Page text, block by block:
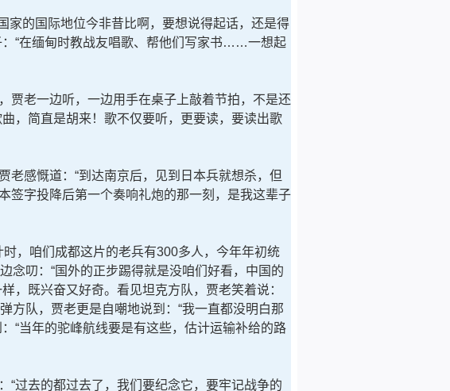
的国际地位今非昔比啊，要想说得起话，还是得
：“在缅甸时教战友唱歌、帮他们写家书……一想起
老一边听，一边用手在桌子上敲着节拍，不是还
，简直是胡来！歌不仅要听，更要读，要读出歌
感慨道：“到达南京后，见到日本兵就想杀，但
签字投降后第一个奏响礼炮的那一刻，是我这辈子
，咱们成都这片的老兵有300多人，今年年初统
念叨：“国外的正步踢得就是没咱们好看，中国的
，既兴奋又好奇。看见坦克方队，贾老笑着说：
方队，贾老更是自嘲地说到：“我一直都没明白那
“当年的驼峰航线要是有这些，估计运输补给的路
过去的都过去了，我们要纪念它，要牢记战争的